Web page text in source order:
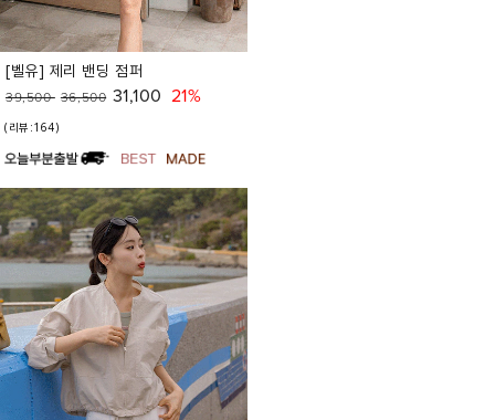
[벨유] 제리 밴딩 점퍼
39,500 36,500 31,100 21%
(리뷰:164)